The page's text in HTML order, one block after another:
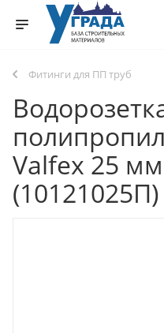
Фитинги для ПП труб
Valfex 25
(10121025П)